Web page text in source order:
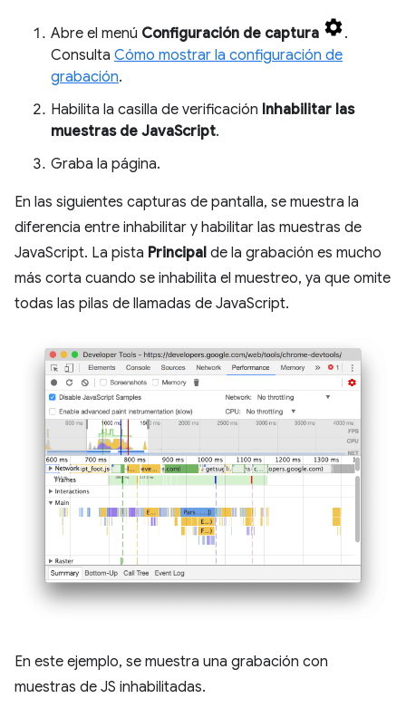
Abre el menú Configuración de captura
.
Consulta Cómo mostrar la configuración de
grabación.
Habilita la casilla de verificación Inhabilitar las
muestras de JavaScript.
Graba la página.
En las siguientes capturas de pantalla, se muestra la
diferencia entre inhabilitar y habilitar las muestras de
JavaScript. La pista Principal de la grabación es mucho
más corta cuando se inhabilita el muestreo, ya que omite
todas las pilas de llamadas de JavaScript.
En este ejemplo, se muestra una grabación con
muestras de JS inhabilitadas.